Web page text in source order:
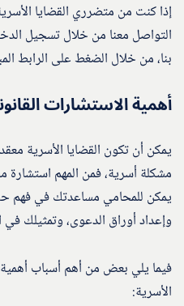
إذا كنت من متضرري القضايا
التواصل معنا من خلال تسجيل
بنا، من خلال الضغط على الرابط
أهمية الاستشارات
يمكن أن تكون القضايا الأسرية
مشكلة أسرية، فمن المهم
يمكن للمحامي مساعدتك في فهم
وإعداد أوراق الدعوى، وتمثيلك في
فيما يلي بعض من أهم أسباب أهمية
الأسرية: